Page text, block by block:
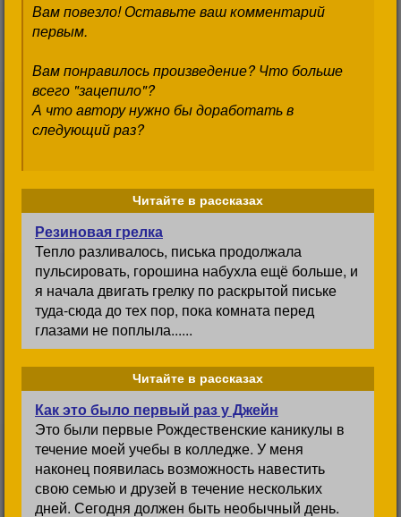
Вам повезло! Оставьте ваш комментарий
первым.
Вам понравилось произведение? Что больше
всего "зацепило"?
А что автору нужно бы доработать в
следующий раз?
Читайте в рассказах
Резиновая грелка
Тепло разливалось, писька продолжала
пульсировать, горошина набухла ещё больше, и
я начала двигать грелку по раскрытой письке
туда-сюда до тех пор, пока комната перед
глазами не поплыла......
Читайте в рассказах
Как это было первый раз у Джейн
Это были первые Рождественские каникулы в
течение моей учебы в колледже. У меня
наконец появилась возможность навестить
свою семью и друзей в течение нескольких
дней. Сегодня должен быть необычный день.